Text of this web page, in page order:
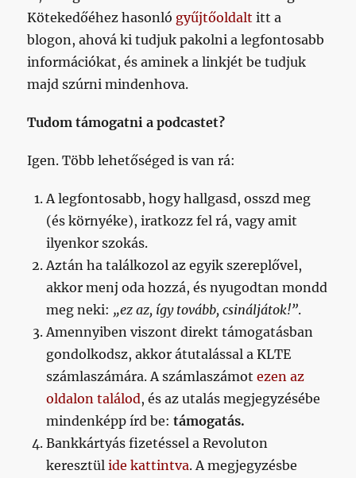
Kötekedőéhez hasonló gyűjtőoldalt itt a
blogon, ahová ki tudjuk pakolni a legfontosabb
információkat, és aminek a linkjét be tudjuk
majd szúrni mindenhova.
Tudom támogatni a podcastet?
Igen. Több lehetőséged is van rá:
A legfontosabb, hogy hallgasd, osszd meg
(és környéke), iratkozz fel rá, vagy amit
ilyenkor szokás.
Aztán ha találkozol az egyik szereplővel,
akkor menj oda hozzá, és nyugodtan mondd
meg neki: „ez az, így tovább, csináljátok!”.
Amennyiben viszont direkt támogatásban
gondolkodsz, akkor átutalással a KLTE
számlaszámára. A számlaszámotezen az
oldalon találod, és az utalás megjegyzésébe
mindenképp írd be:támogatás.
Bankkártyás fizetéssel a Revoluton
keresztülide kattintva. A megjegyzésbe